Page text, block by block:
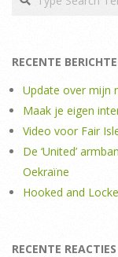
RECENTE
Update over mijn
Maak je eigen
Video voor Fair
De ‘United’
Oekraïne
Hooked and
RECENTE REACTIES